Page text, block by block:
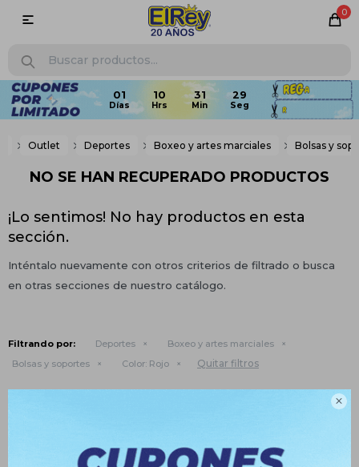

0

Outlet Deportes Boxeo y artes marciales Bolsas y
NO SE HAN RECUPERADO PRODUCTOS
¡Lo sentimos! No hay productos en esta
sección.
Inténtalo nuevamente con otros criterios de filtrado o busca
en otras secciones de nuestro catálogo.
Filtrando por: Deportes
Boxeo y artes marciales
Bolsas y soportes
Color: Rojo Quitar filtros
Boxeo y artes marciales